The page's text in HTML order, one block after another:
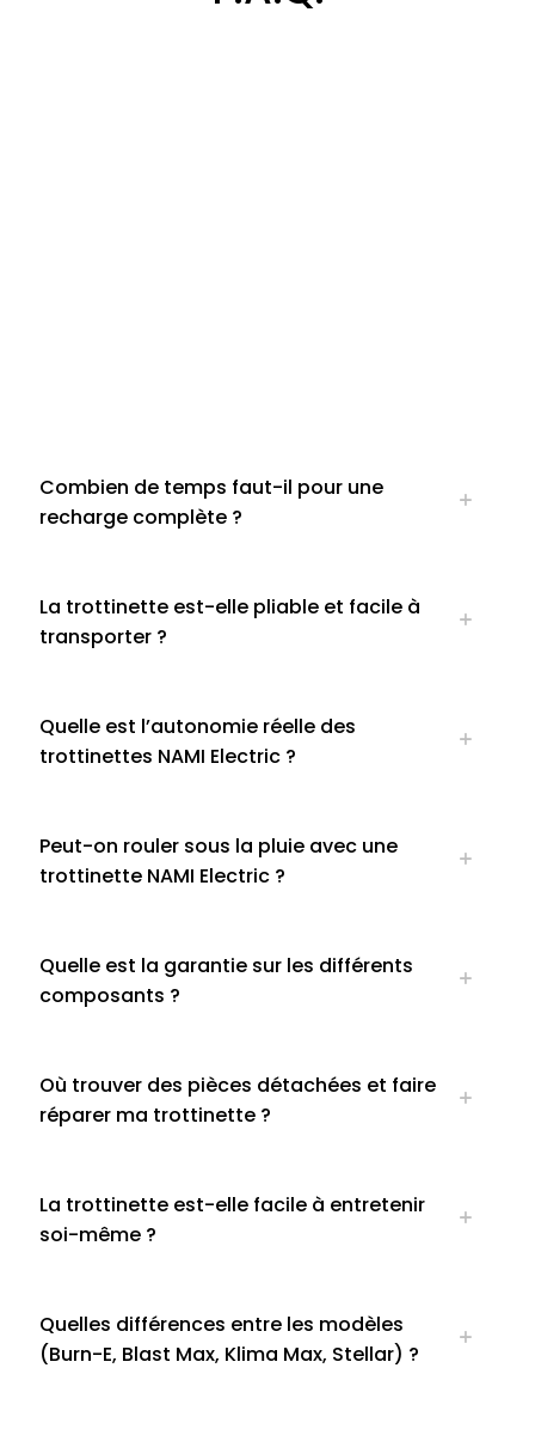
Combien de temps faut-il pour une
recharge complète ?
La trottinette est-elle pliable et facile à
transporter ?
Quelle est l’autonomie réelle des
trottinettes NAMI Electric ?
Peut-on rouler sous la pluie avec une
trottinette NAMI Electric ?
Quelle est la garantie sur les différents
composants ?
Où trouver des pièces détachées et faire
réparer ma trottinette ?
La trottinette est-elle facile à entretenir
soi-même ?
Quelles différences entre les modèles
(Burn-E, Blast Max, Klima Max, Stellar) ?